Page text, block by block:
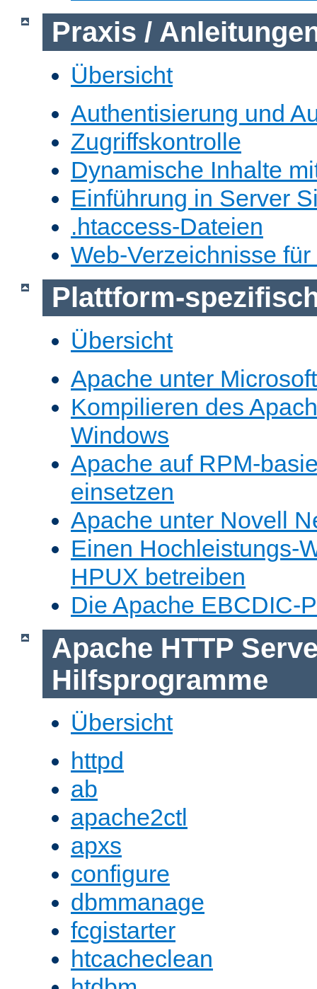
Praxis /
Übersicht
Authentisierung und
Zugriffskontrolle
Dynamische Inhalte
Einführung in Server
.htaccess-Dateien
Web-Verzeichnisse
Plattform-
Übersicht
Apache unter
Kompilieren des
Windows
Apache auf RPM-
einsetzen
Apache unter Novell
Einen Hochleistungs-
HPUX betreiben
Die Apache EBCDIC-
Apache HTTP
Hilfsprogramme
Übersicht
httpd
ab
apache2ctl
apxs
configure
dbmmanage
fcgistarter
htcacheclean